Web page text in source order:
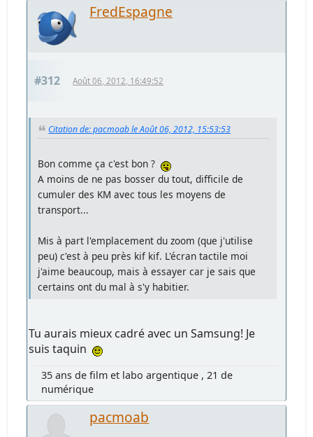
FredEspagne
#312 Août 06, 2012, 16:49:52
Citation de: pacmoab le Août 06, 2012, 15:53:53
Bon comme ça c'est bon ?
A moins de ne pas bosser du tout, difficile de
cumuler des KM avec tous les moyens de
transport...
Mis à part l'emplacement du zoom (que j'utilise
peu) c'est à peu près kif kif. L'écran tactile moi
j'aime beaucoup, mais à essayer car je sais que
certains ont du mal à s'y habitier.
Tu aurais mieux cadré avec un Samsung! Je
suis taquin
35 ans de film et labo argentique , 21 de
numérique
pacmoab